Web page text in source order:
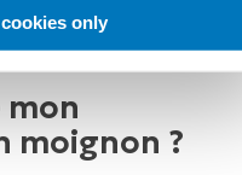
only
moignon ?